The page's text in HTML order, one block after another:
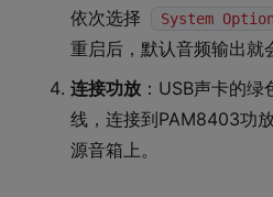
依次选择 System
重启后，默认音频输出就
连接功放 ：USB声卡的
线，连接到PAM8403功
源音箱上。